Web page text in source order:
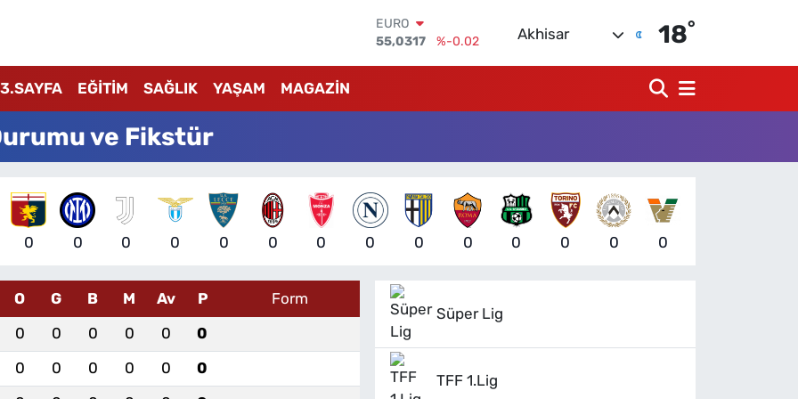
STERLİN
64,2463
%0.07
13.799
%70
DOLAR
EURO
55,0317
%-0.02
Akhisar 18°
3.SAYFA EĞİTİM SAĞLIK YAŞAM MAGAZİN
ve Fikstür
0 0 0 0 0 0 0 0 0 0 0 0 0 0
O G B M Av P
Form
0 0 0 0 0
0
0 0 0 0 0
0
Süper Lig
TFF 1.Lig